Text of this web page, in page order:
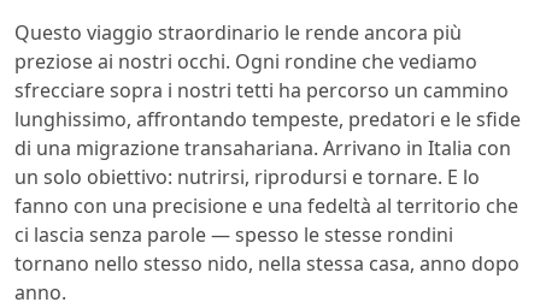
Questo viaggio straordinario le rende ancora più
preziose ai nostri occhi. Ogni rondine che vediamo
sfrecciare sopra i nostri tetti ha percorso un cammino
lunghissimo, affrontando tempeste, predatori e le sfide
di una migrazione transahariana. Arrivano in Italia con
un solo obiettivo: nutrirsi, riprodursi e tornare. E lo
fanno con una precisione e una fedeltà al territorio che
ci lascia senza parole — spesso le stesse rondini
tornano nello stesso nido, nella stessa casa, anno dopo
anno.